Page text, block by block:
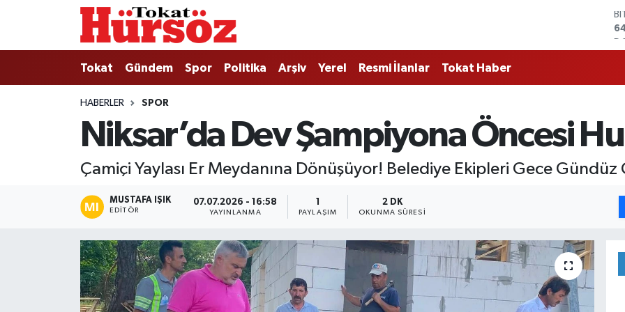
Tokat Gündem Spor Politika Arşiv Yerel Resmi İlanlar Tokat Haber
HABERLER SPOR
Niksar’da Dev Şampiyona Öncesi
Çamiçi Yaylası Er Meydanına Dönüşüyor! Belediye Ekipleri Gece Gündüz
MUSTAFA IŞIK
EDITÖR
07.07.2026 - 16:58
YAYINLANMA
1
PAYLAŞIM
2 DK
OKUNMA SÜRESI
Tokat
Türkiye Gündemi
Gündem
Tokat Spor
Nöbetçi Eczaneler
Hava Durumu
Tokat Namaz Vakitleri
Süper Lig Puan Durumu ve Fikstür
Son Dakika Haberleri
Haber Arşivi